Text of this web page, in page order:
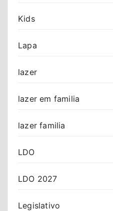
Kids
Lapa
lazer
lazer em familia
lazer familia
LDO
LDO 2027
Legislativo